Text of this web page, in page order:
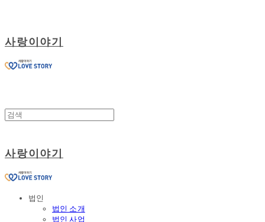
사랑이야기
사랑이야기
법인
법인 소개
법인 사업